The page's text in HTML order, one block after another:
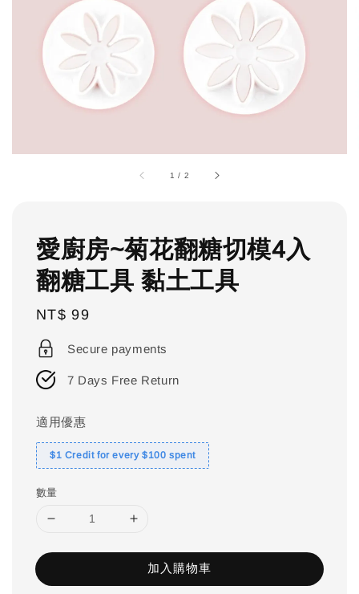
1 / 2
愛廚房~菊花翻糖切模4入
翻糖工具 黏土工具
Regular
price
NT$ 99
Secure payments
7 Days Free Return
適用優惠
$1 Credit for every $100 spent
數量
加入購物車